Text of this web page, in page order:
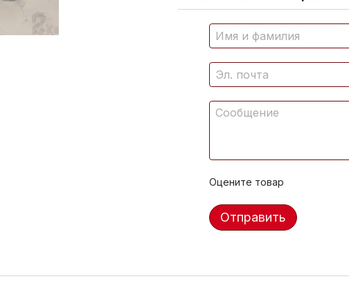
Оцените товар
Отправить